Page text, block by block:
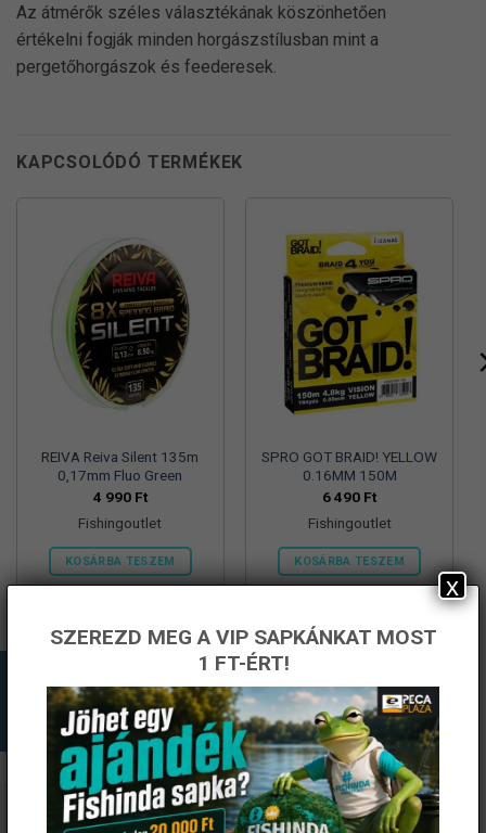
Az átmérők széles választékának köszönhetően
értékelni fogják minden horgászstílusban mint a
pergetőhorgászok és feederesek.
KAPCSOLÓDÓ TERMÉKEK
REIVA Reiva Silent 135m
0,17mm Fluo Green
4 990 Ft
Fishingoutlet
KOSÁRBA TESZEM
SPRO GOT BRAID! YELLOW
0.16MM 150M
6 490 Ft
Fishingoutlet
KOSÁRBA TESZEM
SZEREZD MEG A VIP SAPKÁNKAT MOST
1 FT-ÉRT!
x